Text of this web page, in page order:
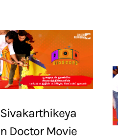
Sivakarthikeya
n Doctor Movie